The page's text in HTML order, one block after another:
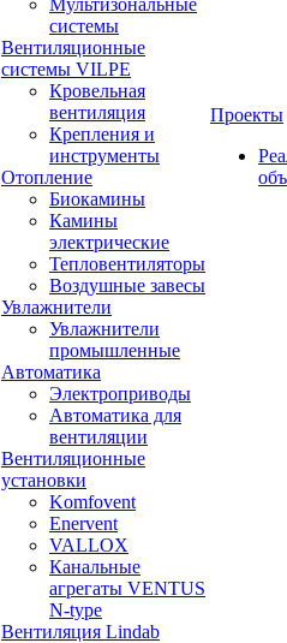
Мультизональные
системы
Вентиляционные
системы VILPE
Кровельная
вентиляция
Крепления и
инструменты
Отопление
Биокамины
Камины
электрические
Тепловентиляторы
Воздушные завесы
Увлажнители
Увлажнители
промышленные
Автоматика
Электроприводы
Автоматика для
вентиляции
Вентиляционные
установки
Komfovent
Enervent
VALLOX
Канальные
агрегаты VENTUS
N-type
Вентиляция Lindab
Проекты